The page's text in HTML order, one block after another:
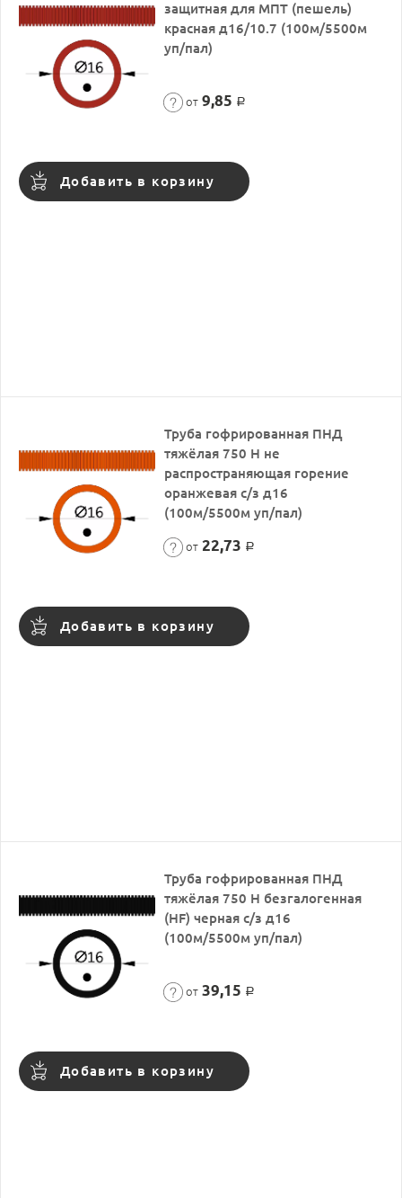
защитная для МПТ (пешель)
красная д16/10.7 (100м/5500м
уп/пал)
от 9,85 Р
Добавить в корзину
Труба гофрированная ПНД
тяжёлая 750 Н не
распространяющая горение
оранжевая с/з д16
(100м/5500м уп/пал)
от 22,73 Р
Добавить в корзину
Труба гофрированная ПНД
тяжёлая 750 Н безгалогенная
(HF) черная с/з д16
(100м/5500м уп/пал)
от 39,15 Р
Добавить в корзину